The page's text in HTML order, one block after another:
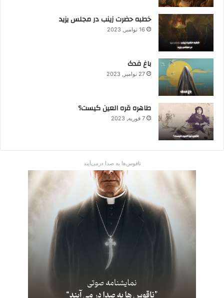
خطبه حضرت زینب در مجلس یزید
16 نوامبر, 2023
باغ فدک
27 نوامبر, 2023
طاهره قره العین کیست؟
7 فوریه, 2023
ناقوس‌ها به صدا در‌می‌آیند